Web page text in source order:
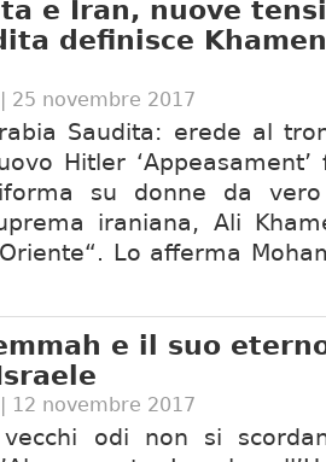
e Iran, nuove
definisce
| 25 novembre 2017
Saudita: erede al
Hitler
su donne da
iraniana, Ali
Lo afferma
e il suo
| 12 novembre 2017
odi non si